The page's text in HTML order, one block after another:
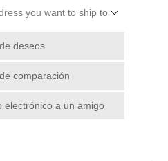
you want to ship to